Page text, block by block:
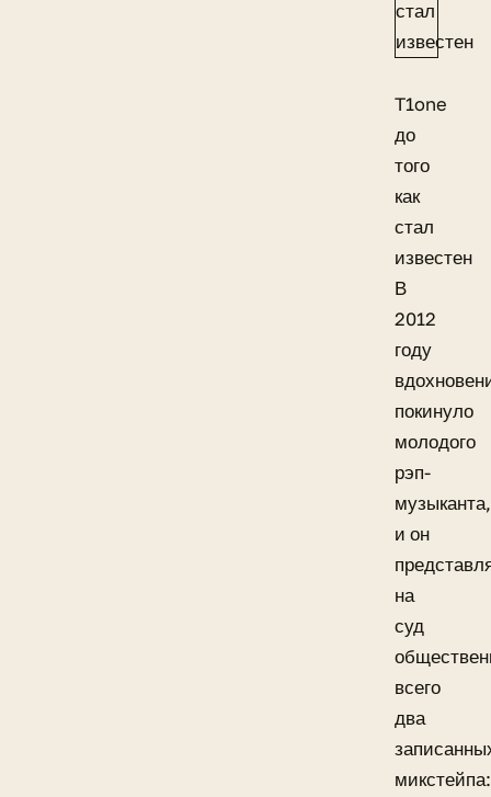
T1one
до
того
как
стал
известен
В
2012
году
покинуло
молодого
рэп-
музыканта,
и он
на
суд
всего
два
микстейпа: